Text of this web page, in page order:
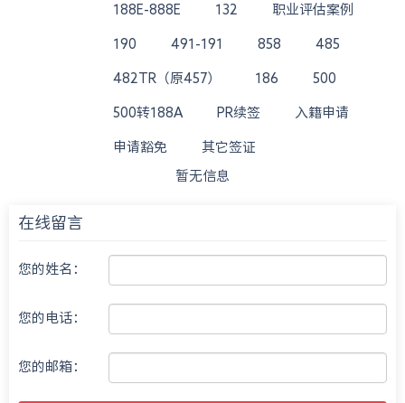
188E-888E 132 职业评估案例
190 491-191 858 485
482TR（原457） 186 500
500转188A PR续签 入籍申请
申请豁免 其它签证
暂无信息
在线留言
您的姓名：
您的电话：
您的邮箱：